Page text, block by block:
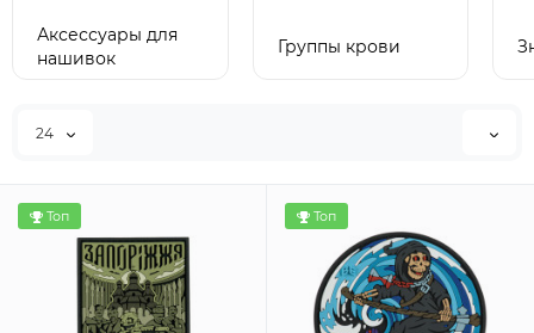
Аксессуары для
нашивок
Группы крови
24
Топ Топ